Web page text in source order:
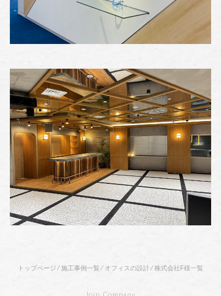
" alt="" />
トップページ⁄施工事例一覧⁄ オフィスの設計⁄株式会社F様一覧
Join Company